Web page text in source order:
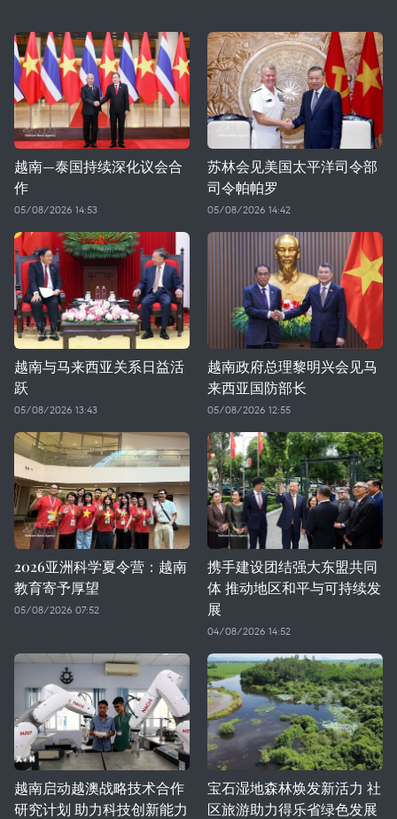
越南—泰国持续深化议会合
作
05/08/2026 14:53
苏林会见美国太平洋司令部
司令帕帕罗
05/08/2026 14:42
越南与马来西亚关系日益活
跃
05/08/2026 13:43
越南政府总理黎明兴会见马
来西亚国防部长
05/08/2026 12:55
2026亚洲科学夏令营：越南
教育寄予厚望
05/08/2026 07:52
携手建设团结强大东盟共同
体 推动地区和平与可持续发
展
04/08/2026 14:52
越南启动越澳战略技术合作
研究计划 助力科技创新能力
宝石湿地森林焕发新活力 社
区旅游助力得乐省绿色发展